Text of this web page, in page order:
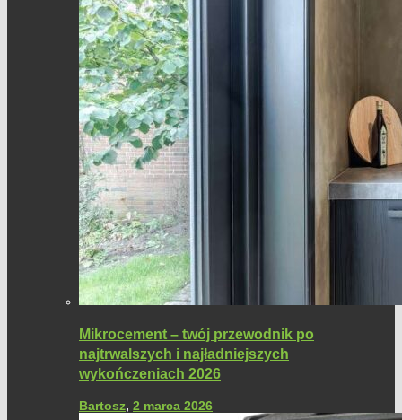
Mikrocement – twój przewodnik po
najtrwalszych i najładniejszych
wykończeniach 2026
Bartosz, 2 marca 2026